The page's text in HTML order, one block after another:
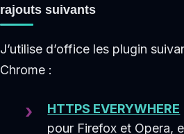
rajouts suivants
J’utilise d’office les plugin
Chrome :
HTTPS EVERYWHERE
pour Firefox et Opera,